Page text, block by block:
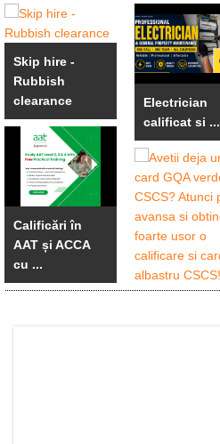
Skip hire -
Rubbish
clearance
Calificări în
AAT și ACCA
cu ...
Electrician
calificat si ...